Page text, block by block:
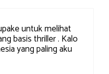
untuk melihat
basis thriller . Kalo
yang paling aku